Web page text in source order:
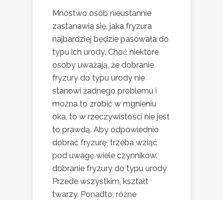
Mnóstwo osób nieustannie
zastanawia się, jaka fryzura
najbardziej będzie pasowała do
typu ich urody. Choć niektóre
osoby uważają, że dobranie
fryzury do typu urody nie
stanowi żadnego problemu i
można to zrobić w mgnieniu
oka, to w rzeczywistości nie jest
to prawdą. Aby odpowiednio
dobrać fryzurę, trzeba wziąć
pod uwagę wiele czynników.
dobranie fryzury do typu urody
Przede wszystkim, kształt
twarzy. Ponadto, różne